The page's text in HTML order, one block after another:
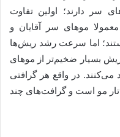
سر دارند؛ اولین تفاوت
موهای سر آقایان و
اما سرعت رشد ریش‌ها
بسیار ضخیم‌تر از موهای
در واقع هر گرافتی
مو است و گرافت‌های چند